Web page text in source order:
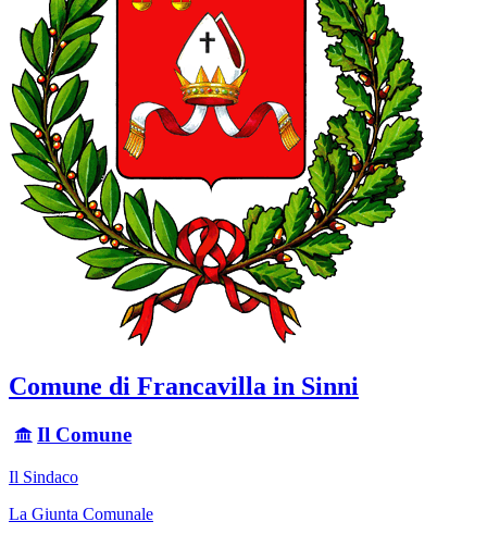
Comune di Francavilla in Sinni
Il Comune
Il Sindaco
La Giunta Comunale